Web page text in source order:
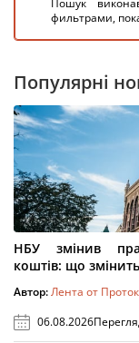
Пошук
фильтрами,
Популярні
НБУ змінив
коштів: що
Автор:Лента от
06.08.2026